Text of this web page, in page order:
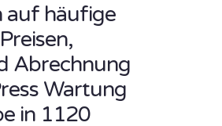
auf häufige
Abrechnung
Wartung
in 1120